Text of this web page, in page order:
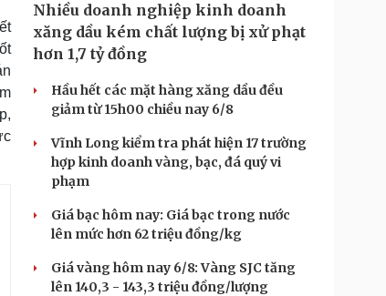
Nhiều doanh nghiệp kinh doanh
xăng dầu kém chất lượng bị xử phạt
hơn 1,7 tỷ đồng
Hầu hết các mặt hàng xăng dầu đều
giảm từ 15h00 chiều nay 6/8
Vĩnh Long kiểm tra phát hiện 17 trường
hợp kinh doanh vàng, bạc, đá quý vi
phạm
Giá bạc hôm nay: Giá bạc trong nước
lên mức hơn 62 triệu đồng/kg
Giá vàng hôm nay 6/8: Vàng SJC tăng
lên 140,3 - 143,3 triệu đồng/lượng